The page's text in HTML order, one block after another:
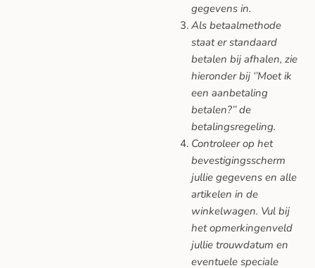
gegevens in.
Als betaalmethode
staat er standaard
betalen bij afhalen, zie
hieronder bij ‘’Moet ik
een aanbetaling
betalen?’’ de
betalingsregeling.
Controleer op het
bevestigingsscherm
jullie gegevens en alle
artikelen in de
winkelwagen. Vul bij
het opmerkingenveld
jullie trouwdatum en
eventuele speciale